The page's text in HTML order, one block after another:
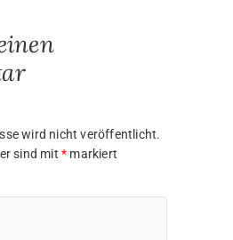
wird nicht veröffentlicht.
sind mit * markiert